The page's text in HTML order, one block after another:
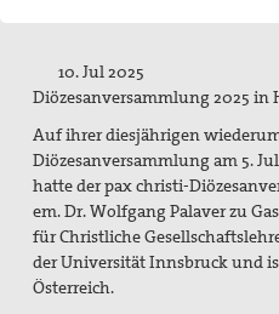
Friedensbildung
pc-Korrespondenz
Archiv
Materialien
10. Jul 2025
Diözesanversammlung 2025 in
Auf ihrer diesjährigen
Diözesanversammlung am 5.
hatte der pax christi-
em. Dr. Wolfgang Palaver zu
für Christliche
der Universität Innsbruck und
Österreich.